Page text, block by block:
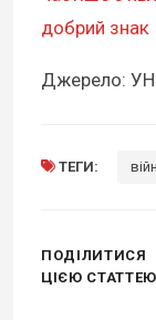
добрий знак
Джерело:
ТЕГИ:
ПОДІЛИТИСЯ
ЦІЄЮ